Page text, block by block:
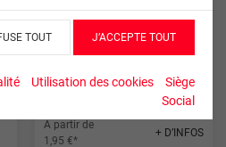
TOUT J’ACCEPTE TOUT
Utilisation des cookies
Siège
Social
personnalisés
À partir de
1,95 €*
+ D’INFOS